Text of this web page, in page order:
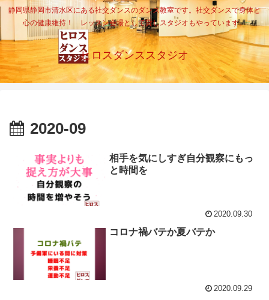
静岡県静岡市清水区にある社交ダンスのダンス教室です。社交ダンスで身体と
心の健康維持！ レッスン会場として貸しスタジオもやっています。
ヒロスダンススタジオ
2020-09
相手を気にしすぎ自分観察にもっ
と時間を
2020.09.30
コロナ禍バテか夏バテか
2020.09.29